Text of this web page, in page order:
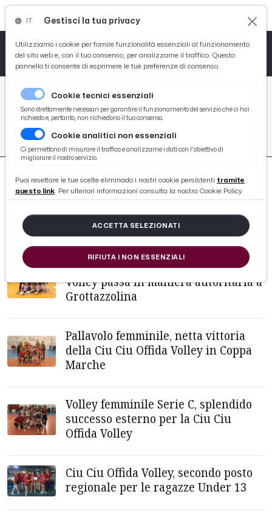
/ Picenotime
/ #ciu-ciu-offida-volley
#CIU-CIU-OFFIDA-VOLLEY
66 ARTICOLI
Pallavolo femminile, la Ciu Ciu Offida
Volley passa in maniera autoritaria a
Grottazzolina
Pallavolo femminile, netta vittoria
della Ciu Ciu Offida Volley in Coppa
Marche
Volley femminile Serie C, splendido
successo esterno per la Ciu Ciu
Offida Volley
Ciu Ciu Offida Volley, secondo posto
regionale per le ragazze Under 13
Gestisci la tua privacy
Utilizziamo i cookie per fornire funzionalità essenziali al funzionamento
del sito web e, con il tuo consenso, per analizzarne il traffico. Questo
pannello ti consente di esprimere le tue preferenze di consenso.
Cookie tecnici essenziali
Sono strettamente necessari per garantire il funzionamento del servizio che ci hai
richiesto e, pertanto, non richiedono il tuo consenso.
Cookie analitici non essenziali
Ci permettono di misurare il traffico e analizzarne i dati con l'obiettivo di
migliorare il nostro servizio.
Puoi resettare le tue scelte eliminado i nostri cookie persistenti tramite
questo link. Per ulteriori informazioni consulta la nostra Cookie Policy.
ACCETTA SELEZIONATI
RIFIUTA I NON ESSENZIALI
Tutto News
Tutto Sport
Basket
Ciclismo
Tutto Curiosità